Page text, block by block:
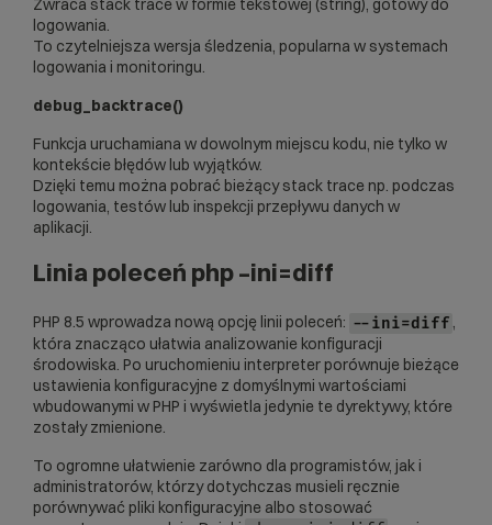
Zwraca stack trace w formie tekstowej (string), gotowy do
logowania.
To czytelniejsza wersja śledzenia, popularna w systemach
logowania i monitoringu.
debug_backtrace()
Funkcja uruchamiana w dowolnym miejscu kodu, nie tylko w
kontekście błędów lub wyjątków.
Dzięki temu można pobrać bieżący stack trace np. podczas
logowania, testów lub inspekcji przepływu danych w
aplikacji.
Linia poleceń php –ini=diff
PHP 8.5 wprowadza nową opcję linii poleceń: --ini=diff ,
która znacząco ułatwia analizowanie konfiguracji
środowiska. Po uruchomieniu interpreter porównuje bieżące
ustawienia konfiguracyjne z domyślnymi wartościami
wbudowanymi w PHP i wyświetla jedynie te dyrektywy, które
zostały zmienione.
To ogromne ułatwienie zarówno dla programistów, jak i
administratorów, którzy dotychczas musieli ręcznie
porównywać pliki konfiguracyjne albo stosować